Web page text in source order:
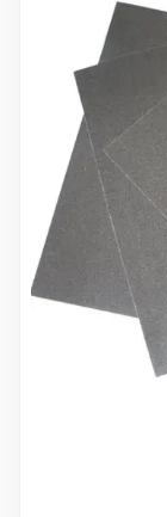
+7(495)
Max
Телеграм
Доставка
О компании